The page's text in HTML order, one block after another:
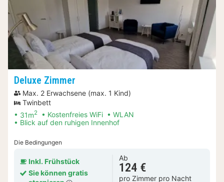
Deluxe Zimmer
Max. 2 Erwachsene (max. 1 Kind)
Twinbett
31m2 Kostenfreies WiFi
WLAN
Blick auf den ruhigen Innenhof
Die Bedingungen
Inkl. Frühstück
Sie können gratis
Ab
124 €
pro Zimmer pro Nacht